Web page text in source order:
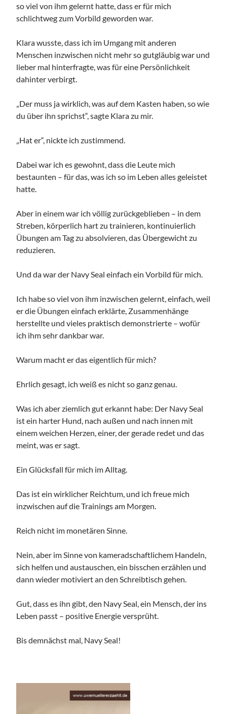
so viel von ihm gelernt hatte, dass er für mich
schlichtweg zum Vorbild geworden war.
Klara wusste, dass ich im Umgang mit anderen
Menschen inzwischen nicht mehr so gutgläubig war und
lieber mal hinterfragte, was für eine Persönlichkeit
dahinter verbirgt.
„Der muss ja wirklich, was auf dem Kasten haben, so wie
du über ihn sprichst“, sagte Klara zu mir.
„Hat er“, nickte ich zustimmend.
Dabei war ich es gewohnt, dass die Leute mich
bestaunten – für das, was ich so im Leben alles geleistet
hatte.
Aber in einem war ich völlig zurückgeblieben – in dem
Streben, körperlich hart zu trainieren, kontinuierlich
Übungen am Tag zu absolvieren, das Übergewicht zu
reduzieren.
Und da war der Navy Seal einfach ein Vorbild für mich.
Ich habe so viel von ihm inzwischen gelernt, einfach, weil
er die Übungen einfach erklärte, Zusammenhänge
herstellte und vieles praktisch demonstrierte – wofür
ich ihm sehr dankbar war.
Warum macht er das eigentlich für mich?
Ehrlich gesagt, ich weiß es nicht so ganz genau.
Was ich aber ziemlich gut erkannt habe: Der Navy Seal
ist ein harter Hund, nach außen und nach innen mit
einem weichen Herzen, einer, der gerade redet und das
meint, was er sagt.
Ein Glücksfall für mich im Alltag.
Das ist ein wirklicher Reichtum, und ich freue mich
inzwischen auf die Trainings am Morgen.
Reich nicht im monetären Sinne.
Nein, aber im Sinne von kameradschaftlichem Handeln,
sich helfen und austauschen, ein bisschen erzählen und
dann wieder motiviert an den Schreibtisch gehen.
Gut, dass es ihn gibt, den Navy Seal, ein Mensch, der ins
Leben passt – positive Energie versprüht.
Bis demnächst mal, Navy Seal!